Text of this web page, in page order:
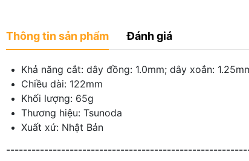
Thông tin sản phẩm Đánh giá
Khả năng cắt: dây đồng: 1.0mm; dây xoắn:
Chiều dài: 122mm
Khối lượng: 65g
Thương hiệu: Tsunoda
Xuất xứ: Nhật Bản